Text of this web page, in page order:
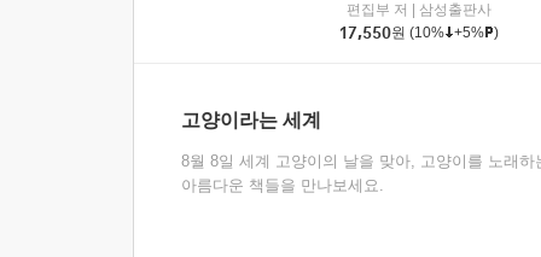
편집부 저
삼성출판사
17,550원 (10% +5% )
고양이라는 세계
8월 8일 세계 고양이의 날을 맞아, 고양이를 노래하
아름다운 책들을 만나보세요.